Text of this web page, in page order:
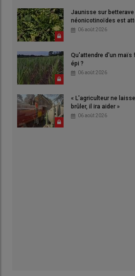
Jaunisse sur betterave
néonicotinoïdes est
06 août 2026
Qu'attendre d'un maïs
épi ?
06 août 2026
« L'agriculteur ne
brûler, il ira aider »
06 août 2026